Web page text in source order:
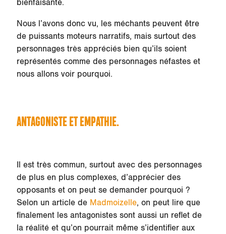
bienfaisante.
Nous l’avons donc vu, les méchants peuvent être
de puissants moteurs narratifs, mais surtout des
personnages très appréciés bien qu’ils soient
représentés comme des personnages néfastes et
nous allons voir pourquoi.
ANTAGONISTE ET EMPATHIE.
Il est très commun, surtout avec des personnages
de plus en plus complexes, d’apprécier des
opposants et on peut se demander pourquoi ?
Selon un article de Madmoizelle, on peut lire que
finalement les antagonistes sont aussi un reflet de
la réalité et qu’on pourrait même s’identifier aux